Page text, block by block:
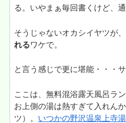
る。いやまぁ毎回書くけど、
そうじゃないオカシイヤツが、
れるワケで。
と言う感じで更に堪能・・・
ここは、無料混浴露天風呂ラ
お上側の湯は熱すぎて入れん
ツ）。 いつかの野沢温泉上寺湯